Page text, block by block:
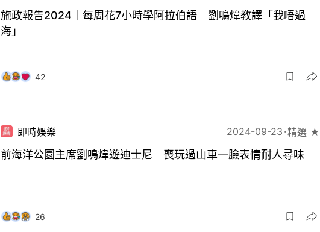
施政報告2024｜每周花7小時學阿拉伯語 劉鳴煒教譯「我唔過
海」
42
即時娛樂 2024-09-23 精選 ★
前海洋公園主席劉鳴煒遊迪士尼 喪玩過山車一臉表情耐人尋味
26